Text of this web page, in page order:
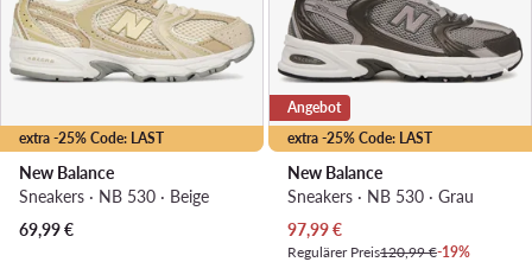
extra -25% Code: LAST
New Balance
Sneakers · NB 530 · Beige
69,99€
extra -25% Code: LAST
Angebot
New Balance
Sneakers · NB 530 · Grau
Aktueller Preis
97,99€
Regulärer Preis120,99 €-19%